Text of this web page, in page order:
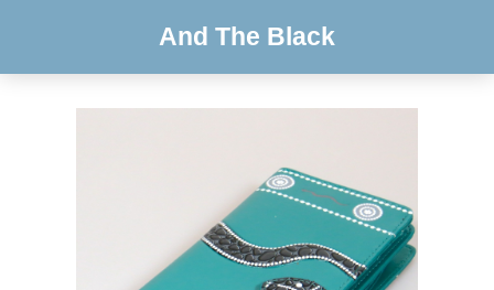
And The Black